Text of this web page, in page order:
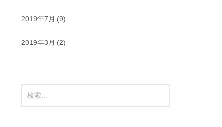
2019年7月 (9)
2019年3月 (2)
索: